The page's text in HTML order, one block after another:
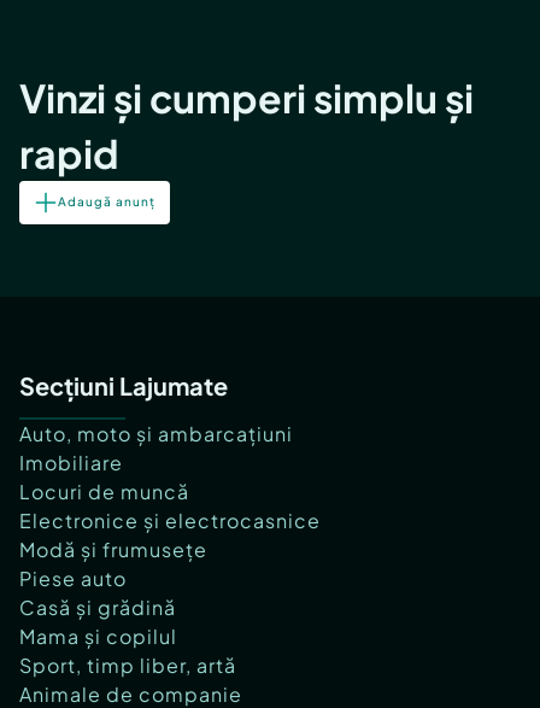
Vinzi și cumperi simplu și
rapid
Adaugă anunț
Secțiuni Lajumate
Auto, moto și ambarcațiuni
Imobiliare
Locuri de muncă
Electronice și electrocasnice
Modă și frumusețe
Piese auto
Casă și grădină
Mama și copilul
Sport, timp liber, artă
Animale de companie